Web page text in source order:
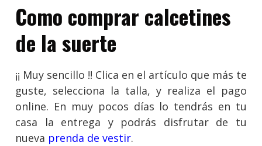
Como comprar calcetines
de la suerte
¡¡ Muy sencillo !! Clica en el artículo que más te
guste, selecciona la talla, y realiza el pago
online. En muy pocos días lo tendrás en tu
casa la entrega y podrás disfrutar de tu
nueva prenda de vestir.